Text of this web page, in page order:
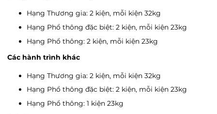
Hạng Thương gia: 2 kiện, mỗi kiện 32kg
Hạng Phổ thông đặc biệt: 2 kiện, mỗi kiện 23kg
Hạng Phổ thông: 2 kiện, mỗi kiện 23kg
Các hành trình khác
Hạng Thương gia: 2 kiện, mỗi kiện 32kg
Hạng Phổ thông đặc biệt: 2 kiện, mỗi kiện 23kg
Hạng Phổ thông: 1 kiện 23kg